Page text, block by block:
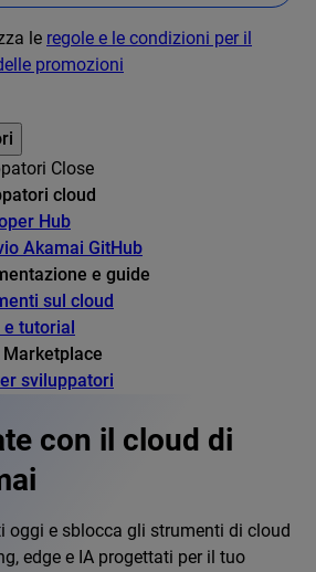
le regole e le condizioni per il
promozioni
Close
cloud
Hub
Akamai GitHub
e guide
sul cloud
e tutorial
Marketplace
sviluppatori
con il cloud di
oggi e sblocca gli strumenti di cloud
edge e IA progettati per il tuo